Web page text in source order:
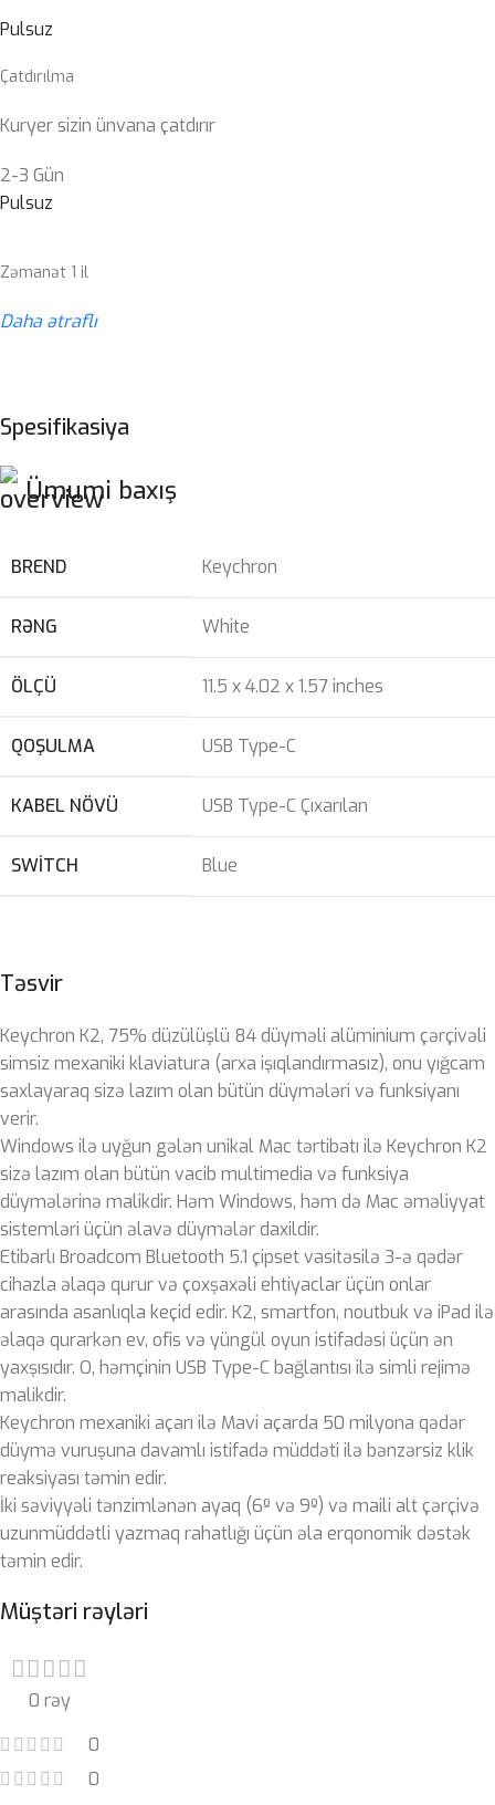
Pulsuz
Çatdırılma
Kuryer sizin ünvana çatdırır
2-3 Gün
Pulsuz
Zəmanət 1 il
Daha ətraflı
Təsvir
Keychron K2, 75% düzülüşlü 84 düyməli alüminium çərçivəli
simsiz mexaniki klaviatura (arxa işıqlandırmasız), onu yığcam
saxlayaraq sizə lazım olan bütün düymələri və funksiyanı
verir.
Windows ilə uyğun gələn unikal Mac tərtibatı ilə Keychron K2
sizə lazım olan bütün vacib multimedia və funksiya
düymələrinə malikdir. Həm Windows, həm də Mac əməliyyat
sistemləri üçün əlavə düymələr daxildir.
Etibarlı Broadcom Bluetooth 5.1 çipset vasitəsilə 3-ə qədər
cihazla əlaqə qurur və çoxşaxəli ehtiyaclar üçün onlar
arasında asanlıqla keçid edir. K2, smartfon, noutbuk və iPad ilə
əlaqə qurarkən ev, ofis və yüngül oyun istifadəsi üçün ən
yaxşısıdır. O, həmçinin USB Type-C bağlantısı ilə simli rejimə
malikdir.
Keychron mexaniki açarı ilə Mavi açarda 50 milyona qədər
düymə vuruşuna davamlı istifadə müddəti ilə bənzərsiz klik
reaksiyası təmin edir.
İki səviyyəli tənzimlənən ayaq (6º və 9º) və maili alt çərçivə
uzunmüddətli yazmaq rahatlığı üçün əla erqonomik dəstək
təmin edir.
Spesifikasiya
Ümumi baxış
BREND Keychron
RƏNG White
ÖLÇÜ 11.5 x 4.02 x 1.57 inches
QOŞULMA USB Type-C
KABEL NÖVÜ USB Type-C Çıxarılan
SWITCH Blue
Müştəri rəyləri
0 rəy
0
0